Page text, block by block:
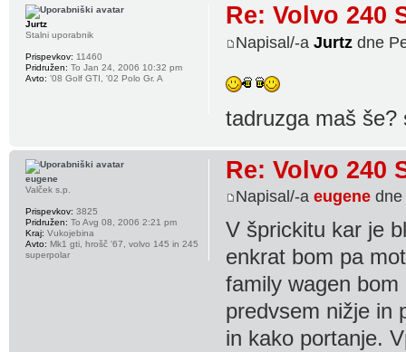
Re: Volvo 240
Napisal/-aJurtz dne
tadruzga maš še?
Jurtz
Stalni uporabnik
Prispevkov: 11460
Pridružen: To Jan 24, 2006 10:32 pm
Avto: '08 Golf GTI, '02 Polo Gr. A
Re: Volvo 240
Napisal/-aeugene dne
V šprickitu kar je
enkrat bom pa
family wagen
predvsem nižje in
in kako portanje.
eugene
Valček s.p.
Prispevkov: 3825
Pridružen: To Avg 08, 2006 2:21 pm
Kraj: Vukojebina
Avto: Mk1 gti, hrošč '67, volvo 145 in 245
superpolar